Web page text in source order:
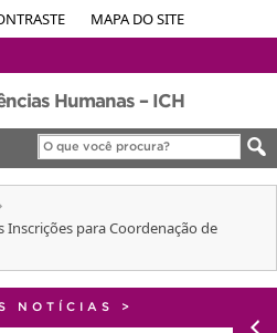
MAPA DO SITE
Humanas – ICH
para Coordenação de
NOTÍCIAS >